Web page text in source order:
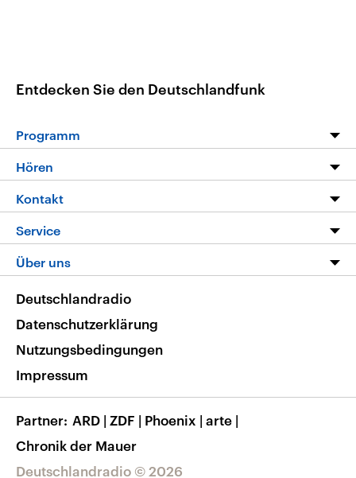
Entdecken Sie den Deutschlandfunk
Programm
Programm
Die Nachrichten
Nachrichtenleicht
Neue Beiträge auf dlf.de
Hören
Livestream
Podcasts
Deutschlandfunk App
Nachrichten App
Frequenzen
Kontakt
Hörerservice
Service
FAQ
Veranstaltungen
Musikliste
RSS
Über uns
Barrierefreiheit
Deutschlandradio © 2026
Deutschlandradio
Datenschutzerklärung
Nutzungsbedingungen
Impressum
Partner ARD | ZDF | Phoenix | arte |
Chronik der Mauer